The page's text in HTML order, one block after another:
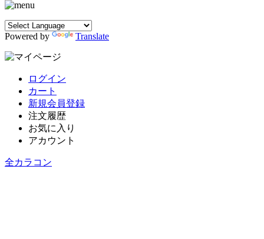
Powered by Translate
ログイン
カート
新規会員登録
注文履歴
お気に入り
アカウント
全カラコン